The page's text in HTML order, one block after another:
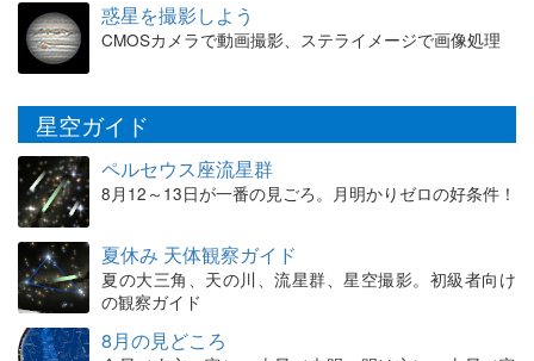
惑星を撮影しよう
CMOSカメラで動画撮影、ステライメージで画像処理
星空ガイド
ペルセウス座流星群
8月12～13日が一番の見ごろ。月明かりゼロの好条件！
夏休み 天体観察ガイド
夏の大三角、天の川、流星群、星空撮影。初級者向け
の観察ガイド
8月の見どころ